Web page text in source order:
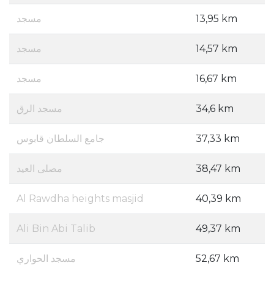
مسجد 13,95 km
مسجد 14,57 km
مسجد 16,67 km
مسجد الرق 34,6 km
جامع السلطان قابوس 37,33 km
مصلى العيد 38,47 km
Al Rawdha heights masjid 40,39 km
Ali Bin Abi Talib 49,37 km
مسجد الحواري 52,67 km